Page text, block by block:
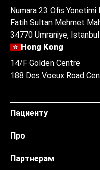
Numara 23 Ofis Yonetimi
Fatih Sultan Mehmet
34770 Ümraniye, Istanbul
Hong Kong
14/F Golden Centre
188 Des Voeux Road
Пациенту
Про
Партнерам